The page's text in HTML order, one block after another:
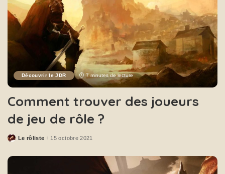
Découvrir le JDR 7 minutes de lecture
Comment trouver des joueurs
de jeu de rôle ?
Le rôliste 15 octobre 2021